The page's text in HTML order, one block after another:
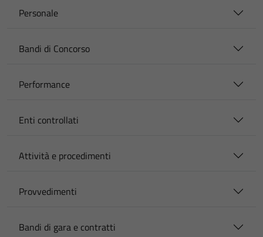
Personale
Bandi di Concorso
Performance
Enti controllati
Attività e procedimenti
Provvedimenti
Bandi di gara e contratti